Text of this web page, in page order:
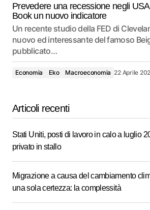
Prevedere una recessione negli
Book un nuovo indicatore
Un recente studio della FED di
nuovo ed interessante del famoso
pubblicato…
Economia Eko Macroeconomia 22 Aprile
Articoli recenti
Stati Uniti, posti di lavoro in calo a luglio
privato in stallo
Migrazione a causa del cambiamento
una sola certezza: la complessità